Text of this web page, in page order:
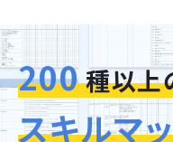
200
スキルマ
今お使い
そのまま